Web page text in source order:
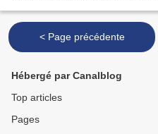
< Page précédente
Hébergé par Canalblog
Top articles
Pages